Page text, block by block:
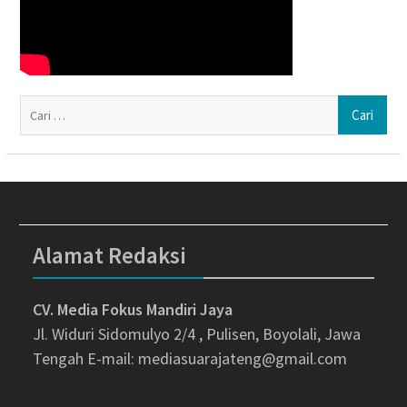
Alamat Redaksi
CV. Media Fokus Mandiri Jaya
Jl. Widuri Sidomulyo 2/4 , Pulisen, Boyolali, Jawa
Tengah E-mail: mediasuarajateng@gmail.com